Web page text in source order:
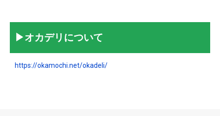
▶︎オカデリについて
https://okamochi.net/okadeli/